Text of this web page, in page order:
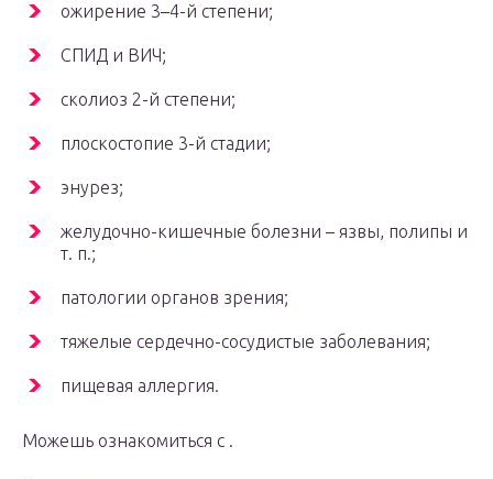
ожирение 3–4-й степени;
СПИД и ВИЧ;
сколиоз 2-й степени;
плоскостопие 3-й стадии;
энурез;
желудочно-кишечные болезни – язвы, полипы и
т. п.;
патологии органов зрения;
тяжелые сердечно-сосудистые заболевания;
пищевая аллергия.
Можешь ознакомиться с .